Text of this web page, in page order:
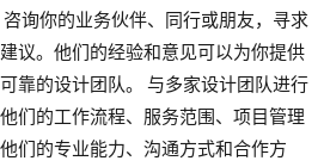
询你的业务伙伴、同行或朋友，寻求
议。他们的经验和意见可以为你提供
靠的设计团队。 与多家设计团队进行
们的工作流程、服务范围、项目管理
们的专业能力、沟通方式和合作方